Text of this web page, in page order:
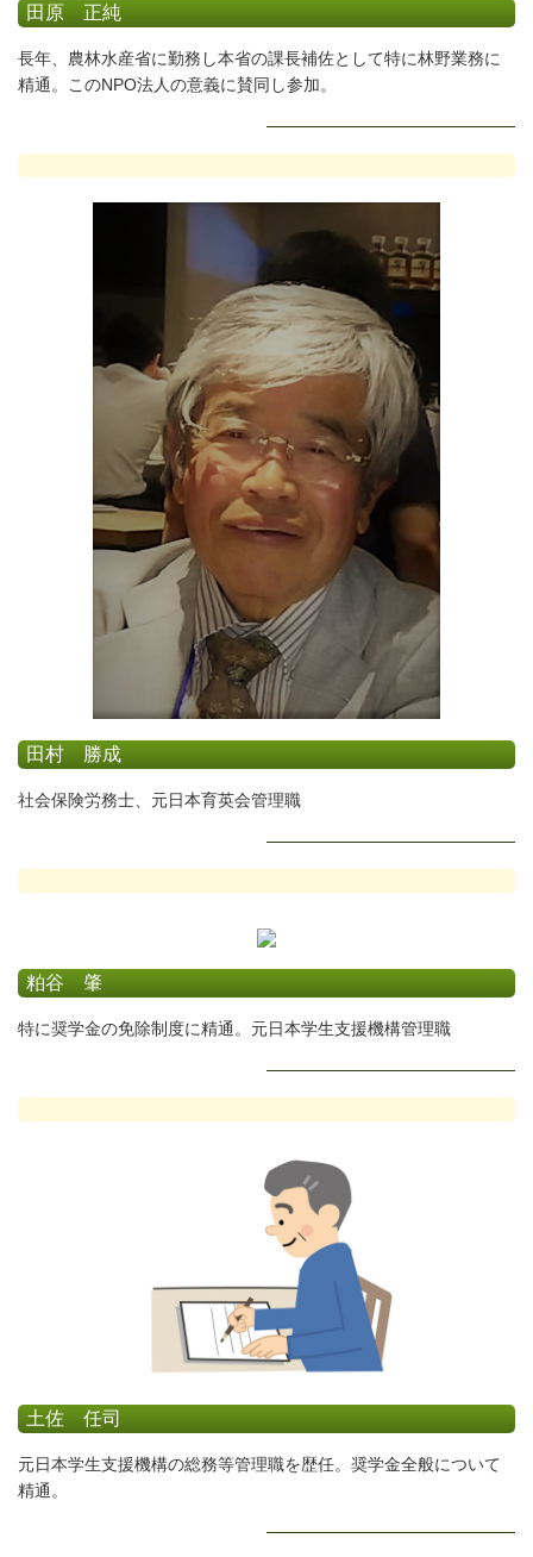
田原 正純
長年、農林水産省に勤務し本省の課長補佐として特に林野業務に
精通。このNPO法人の意義に賛同し参加。
田村 勝成
社会保険労務士、元日本育英会管理職
粕谷 肇
特に奨学金の免除制度に精通。元日本学生支援機構管理職
土佐 任司
元日本学生支援機構の総務等管理職を歴任。奨学金全般について
精通。